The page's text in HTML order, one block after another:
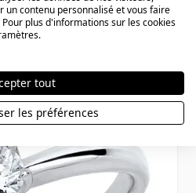
contenu personnalisé et vous faire
plus d'informations sur les cookies
tout
les préférences